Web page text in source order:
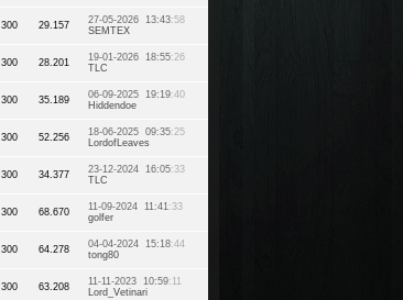
300 29.157 27-05-2026 13:43:58
SEMTEX
300 28.201 19-01-2026 18:55:26
TLC
300 35.189 06-09-2025 19:19:40
Hiddendoe
300 52.256 18-06-2025 09:35:25
LordofLeaves
300 34.377 23-12-2024 16:05:33
TLC
300 68.670 11-09-2024 11:41:33
golfer
300 64.278 04-04-2024 15:18:44
tong80
300 63.208 11-11-2023 10:59:11
Lord_Vetinari